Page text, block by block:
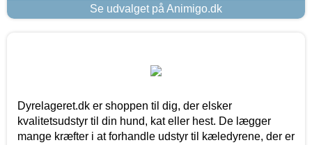
Se udvalget på Animigo.dk
Dyrelageret.dk er shoppen til dig, der elsker
kvalitetsudstyr til din hund, kat eller hest. De lægger
mange kræfter i at forhandle udstyr til kæledyrene, der er